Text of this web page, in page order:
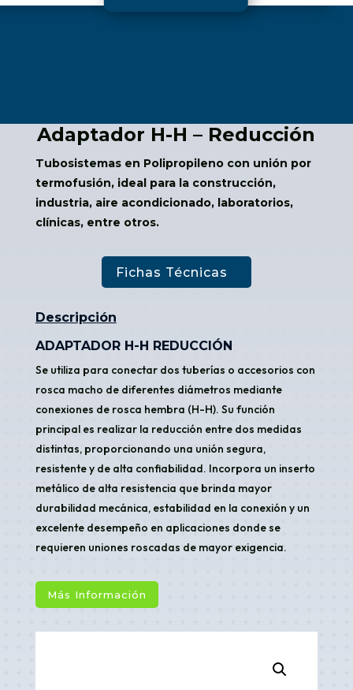
Adaptador H-H – Reducción
Tubosistemas en Polipropileno con unión por
termofusión, ideal para la construcción,
industria, aire acondicionado, laboratorios,
clínicas, entre otros.
Fichas Técnicas
Descripción
ADAPTADOR H-H REDUCCIÓN
Se utiliza para conectar dos tuberías o accesorios con
rosca macho de diferentes diámetros mediante
conexiones de rosca hembra (H-H). Su función
principal es realizar la reducción entre dos medidas
distintas, proporcionando una unión segura,
resistente y de alta confiabilidad. Incorpora un inserto
metálico de alta resistencia que brinda mayor
durabilidad mecánica, estabilidad en la conexión y un
excelente desempeño en aplicaciones donde se
requieren uniones roscadas de mayor exigencia.
Más Información